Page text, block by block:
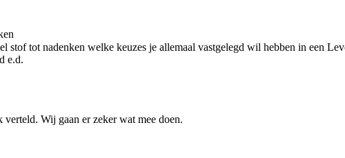
stof tot nadenken welke keuzes je allemaal vastgelegd wil hebben in een
e.d.
Wij gaan er zeker wat mee doen.